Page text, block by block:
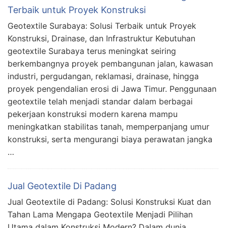
Terbaik untuk Proyek Konstruksi
Geotextile Surabaya: Solusi Terbaik untuk Proyek
Konstruksi, Drainase, dan Infrastruktur Kebutuhan
geotextile Surabaya terus meningkat seiring
berkembangnya proyek pembangunan jalan, kawasan
industri, pergudangan, reklamasi, drainase, hingga
proyek pengendalian erosi di Jawa Timur. Penggunaan
geotextile telah menjadi standar dalam berbagai
pekerjaan konstruksi modern karena mampu
meningkatkan stabilitas tanah, memperpanjang umur
konstruksi, serta mengurangi biaya perawatan jangka
…
Jual Geotextile Di Padang
Jual Geotextile di Padang: Solusi Konstruksi Kuat dan
Tahan Lama Mengapa Geotextile Menjadi Pilihan